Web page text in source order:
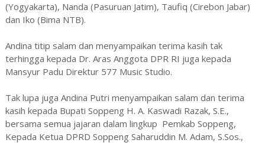
(Yogyakarta), Nanda (Pasuruan Jatim), Taufiq (Cirebon Jabar)
dan Iko (Bima NTB).
Andina titip salam dan menyampaikan terima kasih tak
terhingga kepada Dr. Aras Anggota DPR RI juga kepada
Mansyur Padu Direktur 577 Music Studio.
Tak lupa juga Andina Putri menyampaikan salam dan terima
kasih kepada Bupati Soppeng H. A. Kaswadi Razak, S.E.,
bersama semua jajaran dalam lingkup Pemkab Soppeng,
Kepada Ketua DPRD Soppeng Saharuddin M. Adam, S.Sos.,